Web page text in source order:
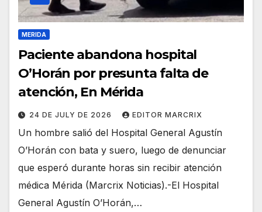
MERIDA
Paciente abandona hospital
O’Horán por presunta falta de
atención, En Mérida
24 DE JULY DE 2026 EDITOR MARCRIX
Un hombre salió del Hospital General Agustín
O’Horán con bata y suero, luego de denunciar
que esperó durante horas sin recibir atención
médica Mérida (Marcrix Noticias).-El Hospital
General Agustín O’Horán,…